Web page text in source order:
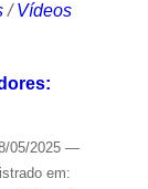
/ Vídeos
05/2025 —
em: